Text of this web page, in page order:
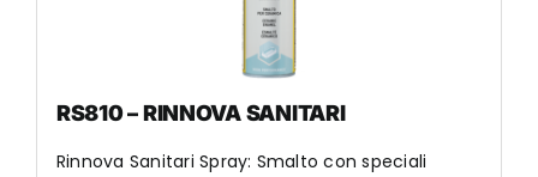
RS810 – RINNOVA SANITARI
Rinnova Sanitari Spray: Smalto con speciali